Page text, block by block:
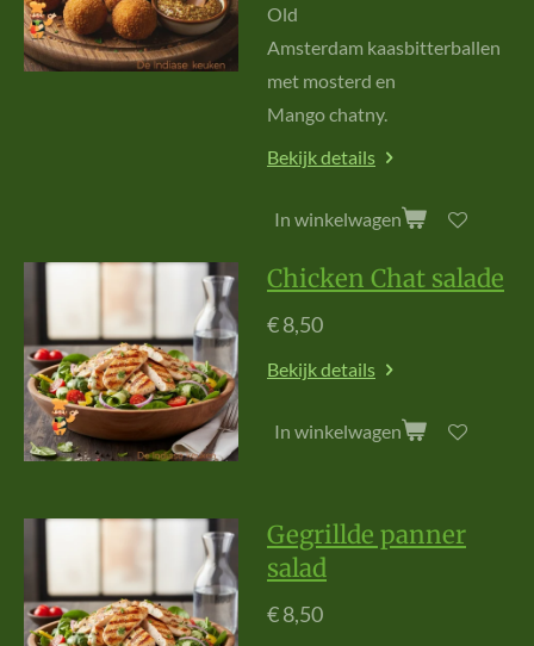
Old
Amsterdam kaasbitterballen
met mosterd en
Mangochatny.
Bekijk details
In winkelwagen
Chicken Chat salade
€ 8,50
Bekijk details
In winkelwagen
Gegrillde panner
salad
€ 8,50